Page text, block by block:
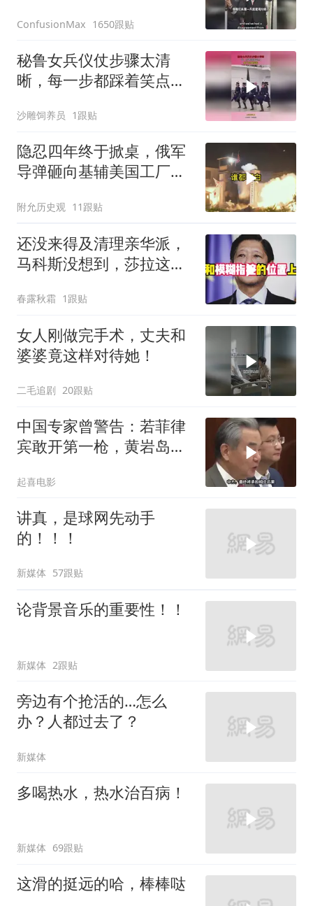
ConfusionMax 1650跟贴
秘鲁女兵仪仗步骤太清
晰，每一步都踩着笑点，
沙雕饲养员 1跟贴
隐忍四年终于掀桌，俄军
导弹砸向基辅美国工厂，
附允历史观 11跟贴
还没来得及清理亲华派，
马科斯没想到，莎拉这次
春露秋霜 1跟贴
女人刚做完手术，丈夫和
婆婆竟这样对待她！
二毛追剧 20跟贴
中国专家曾警告：若菲律
宾敢开第一枪，黄岩岛填
起喜电影
讲真，是球网先动手
的！！！
新媒体 57跟贴
论背景音乐的重要性！！
新媒体 2跟贴
旁边有个抢活的…怎么
办？人都过去了？
新媒体
多喝热水，热水治百病！
新媒体 69跟贴
这滑的挺远的哈，棒棒哒